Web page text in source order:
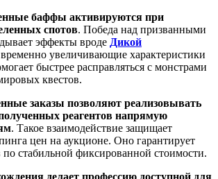
баффы активируются при
спотов. Победа над призванными
эффекты вроде Дикой
увеличивающие характеристики
быстрее расправляться с монстрами
квестов.
заказы позволяют реализовывать
реагентов напрямую
. Такое взаимодействие защищает
цен на аукционе. Оно гарантирует
стабильной фиксированной стоимости.
делает профессию доступной для